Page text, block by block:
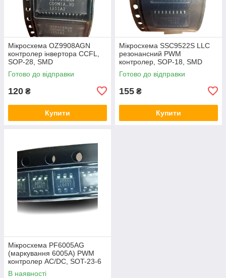
Мікросхема OZ9908AGN
контролер інвертора CCFL,
SOP-28, SMD
Готово до відправки
120 ₴
Купити
Мікросхема SSC9522S LLC
резонансний PWM
контролер, SOP-18, SMD
Готово до відправки
155 ₴
Купити
Мікросхема PF6005AG
(маркування 6005A) PWM
контролер AC/DC, SOT-23-6
В наявності